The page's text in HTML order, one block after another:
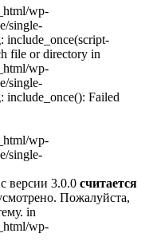
wp-
single-
include_once(script-
file or directory in
wp-
single-
include_once(): Failed
wp-
single-
версии 3.0.0 считается
Пожалуйста,
in
wp-